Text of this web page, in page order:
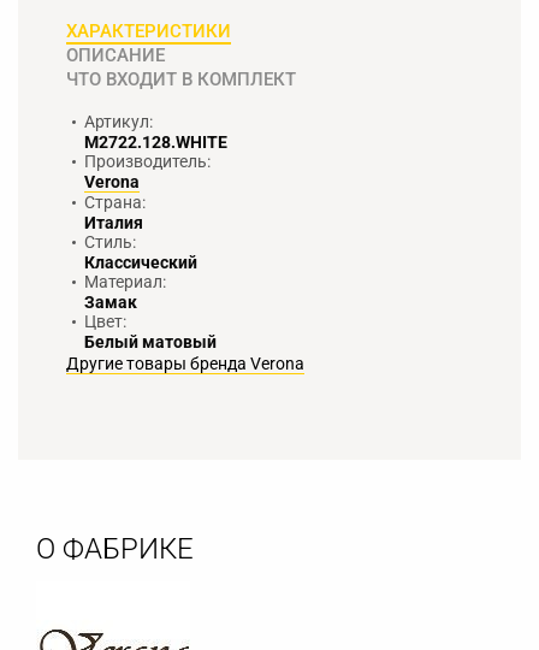
ХАРАКТЕРИСТИКИ
ОПИСАНИЕ
ЧТО ВХОДИТ В КОМПЛЕКТ
Артикул:
M2722.128.WHITE
Производитель:
Verona
Страна:
Италия
Стиль:
Классический
Материал:
Замак
Цвет:
Белый матовый
Другие товары бренда Verona
О ФАБРИКЕ